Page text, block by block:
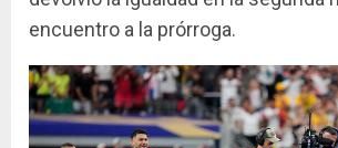
encuentro a la prórroga.